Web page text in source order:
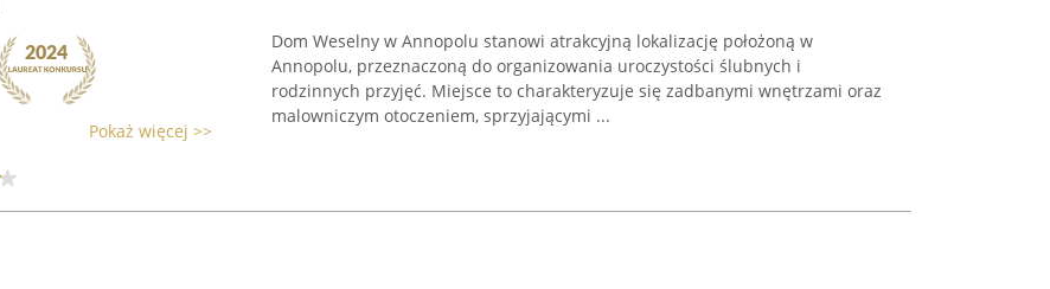
Pokaż więcej >>
Dom Weselny w Annopolu stanowi atrakcyjną lokalizację położoną w
Annopolu, przeznaczoną do organizowania uroczystości ślubnych i
rodzinnych przyjęć. Miejsce to charakteryzuje się zadbanymi wnętrzami oraz
malowniczym otoczeniem, sprzyjającymi ...